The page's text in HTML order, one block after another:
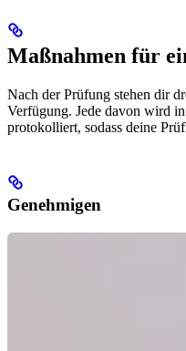
Maßnahmen für
Nach der Prüfung stehen dir
Verfügung. Jede davon wird
protokolliert, sodass deine
Genehmigen